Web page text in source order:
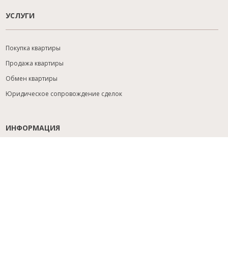
УСЛУГИ
Покупка квартиры
Продажа квартиры
Обмен квартиры
Юридическое сопровождение сделок
ИНФОРМАЦИЯ